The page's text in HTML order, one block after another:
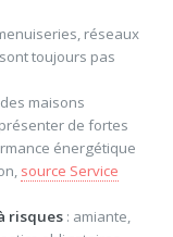
réseaux
toujours pas
maisons
de fortes
énergétique
source Service
risques: amiante,